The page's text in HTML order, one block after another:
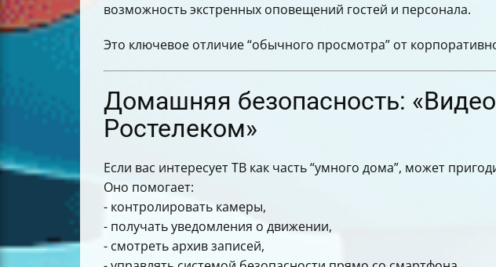
возможность экстренных оповещений гостей и персонала.
Это ключевое отличие “обычного просмотра” от
Домашняя безопасность:
Ростелеком»
Если вас интересует ТВ как часть “умного дома”, может
Оно помогает:
- контролировать камеры,
- получать уведомления о движении,
- смотреть архив записей,